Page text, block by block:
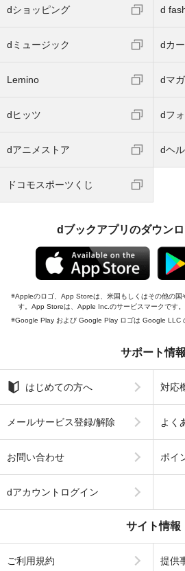
dショッピング d
dミュージック dカ
Lemino dマ
dヒッツ dフ
dアニメストア dヘ
ドコモスポーツくじ
dブックアプリのダウン
Appleのロゴ、App Storeは、米国もしくはその他の
す。App Storeは、Apple Inc.のサービスマークです。
Google Play および Google Play ロゴは Google LLC
サポート情報
はじめての方へ 対応
メールサービス登録/解除 よく
お問い合わせ ポイ
dアカウントログイン
サイト情報
ご利用規約 提供